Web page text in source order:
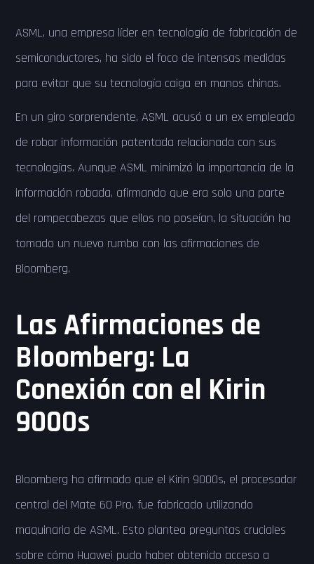
ASML, una empresa líder en tecnología de fabricación de
semiconductores, ha sido el foco de intensas medidas
para evitar que su tecnología caiga en manos chinas.
En un giro sorprendente, ASML acusó a un ex empleado
de robar información patentada relacionada con sus
tecnologías. Aunque ASML minimizó la importancia de la
información robada, afirmando que era solo una parte
del rompecabezas que ellos no poseían, la situación ha
tomado un nuevo rumbo con las afirmaciones de
Bloomberg.
Las Afirmaciones de
Bloomberg: La
Conexión con el Kirin
9000s
Bloomberg ha afirmado que el Kirin 9000s, el procesador
central del Mate 60 Pro, fue fabricado utilizando
maquinaria de ASML. Esto plantea preguntas cruciales
sobre cómo Huawei pudo haber obtenido acceso a